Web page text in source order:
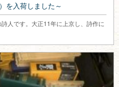
を入荷しました～
人です。大正11年に上京し、詩作に